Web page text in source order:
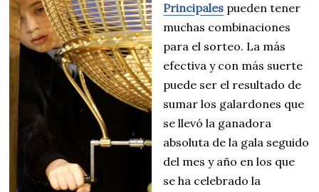
Principales pueden tener
muchas combinaciones
para el sorteo. La más
efectiva y con más suerte
puede ser el resultado de
sumar los galardones que
se llevó la ganadora
absoluta de la gala seguido
del mes y año en los que
se ha celebrado la